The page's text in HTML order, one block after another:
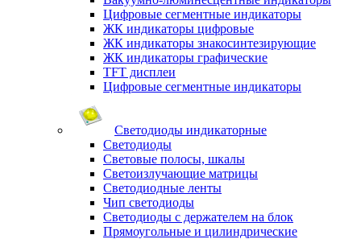
Цифровые сегментные индикаторы
ЖК индикаторы цифровые
ЖК индикаторы знакосинтезирующие
ЖК индикаторы графические
TFT дисплеи
Цифровые сегментные индикаторы
Светодиоды индикаторные
Светодиоды
Световые полосы, шкалы
Светоизлучающие матрицы
Светодиодные ленты
Чип светодиоды
Светодиоды с держателем на блок
Прямоугольные и цилиндрические